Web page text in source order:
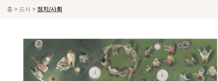
홈 > 도서 > 정치/사회